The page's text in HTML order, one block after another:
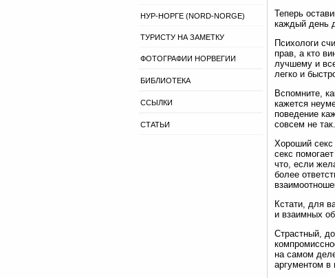
НУР-НОРГЕ (NORD-NORGE)
ТУРИСТУ НА ЗАМЕТКУ
ФОТОГРАФИИ НОРВЕГИИ
БИБЛИОТЕКА
ССЫЛКИ
СТАТЬИ
Теперь
каждый день
Психологи
прав, а кто
лучшему и
легко и
Вспомните,
кажется
поведение
совсем не так.
Хороший
секс
что, если
более
Кстати, для
и взаимных
Страстный,
на самом
аргументом в